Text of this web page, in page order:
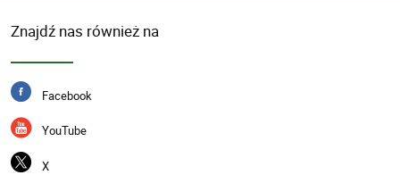
Znajdź nas również na
Facebook
YouTube
X